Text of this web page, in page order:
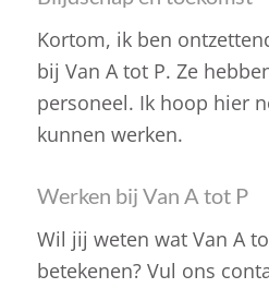
Kortom, ik ben
bij Van A tot P. Ze
personeel. Ik hoop hier
kunnen werken.
Werken bij Van A tot P
Wil jij weten wat Van A
betekenen? Vul ons